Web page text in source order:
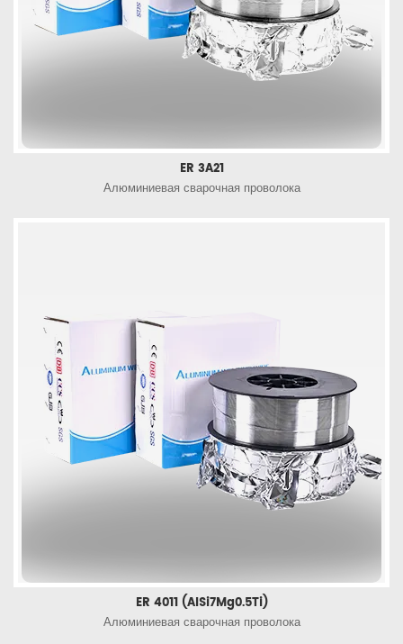
ER 3A21
Алюминиевая сварочная проволока
ER 4011 (AlSi7Mg0.5Ti)
Алюминиевая сварочная проволока